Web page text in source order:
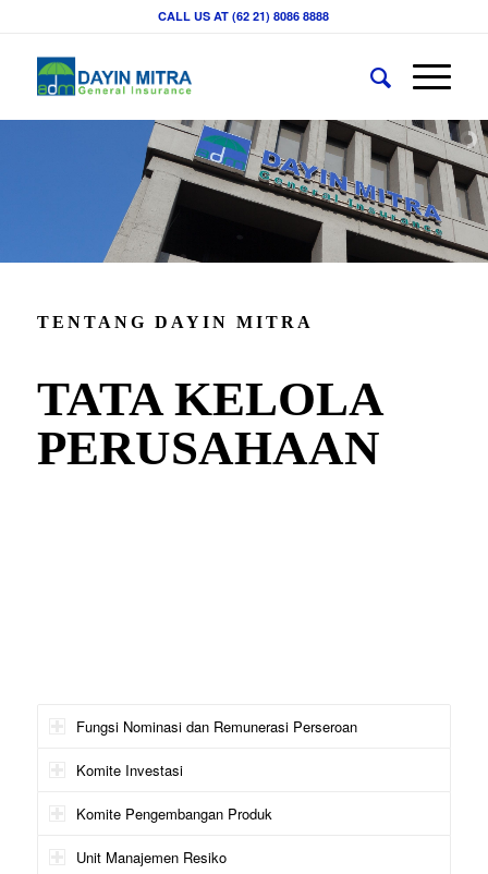
CALL US AT (62 21) 8086 8888
TENTANG DAYIN MITRA
TATA KELOLA
PERUSAHAAN
Fungsi Nominasi dan Remunerasi Perseroan
Komite Investasi
Komite Pengembangan Produk
Unit Manajemen Resiko